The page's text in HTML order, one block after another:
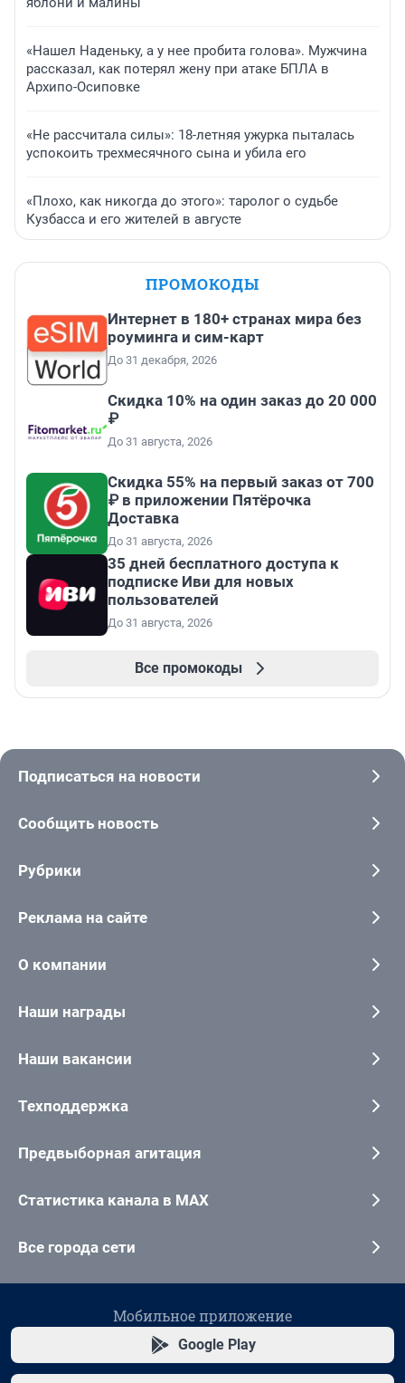
«Нашел Наденьку, а у нее пробита голова». Мужчина
рассказал, как потерял жену при атаке БПЛА в
Архипо-Осиповке
«Не рассчитала силы»: 18-летняя ужурка пыталась
успокоить трехмесячного сына и убила его
«Плохо, как никогда до этого»: таролог о судьбе
Кузбасса и его жителей в августе
ПРОМОКОДЫ
Интернет в 180+ странах мира без
роуминга и сим-карт
До 31 декабря, 2026
Скидка 10% на один заказ до 20 000
₽
До 31 августа, 2026
Скидка 55% на первый заказ от 700
₽ в приложении Пятёрочка
Доставка
До 31 августа, 2026
35 дней бесплатного доступа к
подписке Иви для новых
пользователей
До 31 августа, 2026
Все промокоды
Подписаться на новости
Сообщить новость
Рубрики
Реклама на сайте
О компании
Наши награды
Наши вакансии
Техподдержка
Предвыборная агитация
Статистика канала в MAX
Все города сети
Мобильное приложение
Google Play